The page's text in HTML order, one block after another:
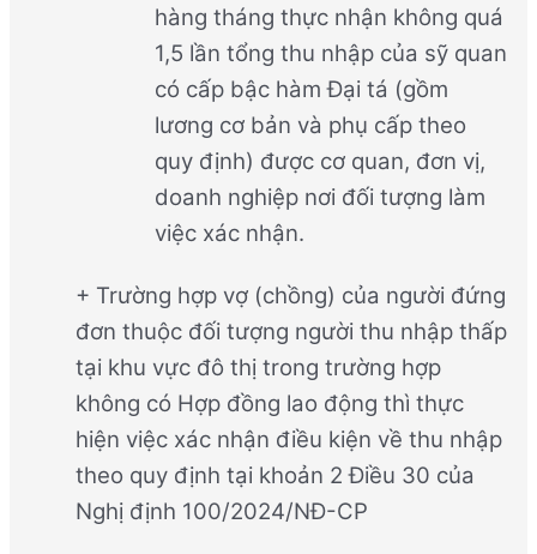
hàng tháng thực nhận không quá
1,5 lần tổng thu nhập của sỹ quan
có cấp bậc hàm Đại tá (gồm
lương cơ bản và phụ cấp theo
quy định) được cơ quan, đơn vị,
doanh nghiệp nơi đối tượng làm
việc xác nhận.
+ Trường hợp vợ (chồng) của người đứng
đơn thuộc đối tượng người thu nhập thấp
tại khu vực đô thị trong trường hợp
không có Hợp đồng lao động thì thực
hiện việc xác nhận điều kiện về thu nhập
theo quy định tại khoản 2 Điều 30 của
Nghị định 100/2024/NĐ-CP